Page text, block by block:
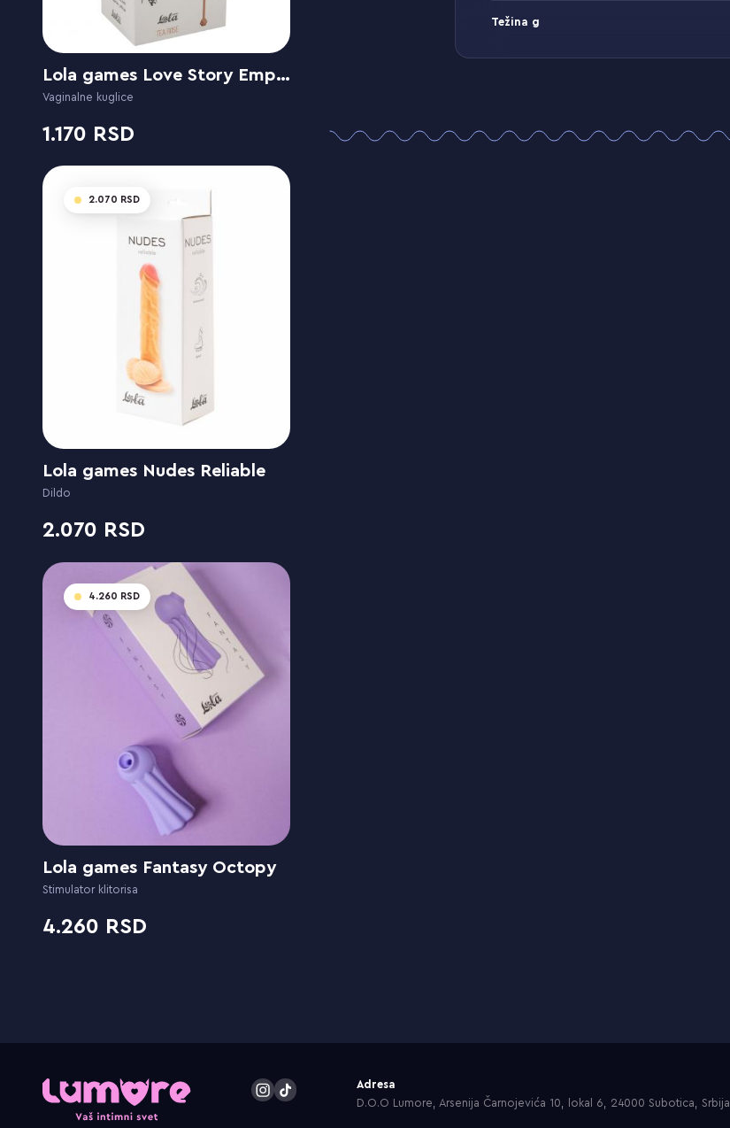
Lola games Love Story Empress Tea Rose
Vaginalne kuglice
1.170
2.070
Lola games Nudes Reliable
Dildo
2.070
4.260
Lola games Fantasy Octopy
Stimulator klitorisa
4.260
Težina g
Adresa
D.O.O Lumore, Arsenija Čarnojevića 10, lokal 6, 24000 Subotica, Srbija